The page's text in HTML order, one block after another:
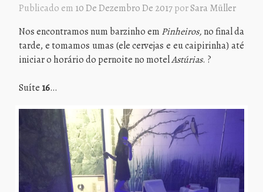
Publicado em 10 De Dezembro De 2017porSara Müller
Nos encontramos num barzinho em Pinheiros, no final da
tarde, e tomamos umas (ele cervejas e eu caipirinha) até
iniciar o horário do pernoite no motelAstúrias. ?
Suíte 16…